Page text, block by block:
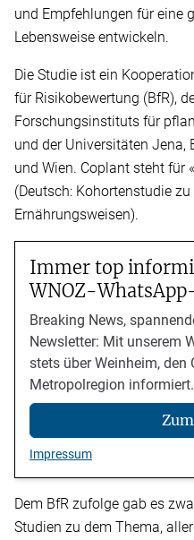
und Empfehlungen für eine
Lebensweise entwickeln.
Die Studie ist ein
für Risikobewertung (BfR),
Forschungsinstituts für
und der Universitäten Jena,
und Wien. Coplant steht für
(Deutsch: Kohortenstudie
Ernährungsweisen).
Immer top
WNOZ-
Breaking News,
Newsletter: Mit unserem
stets über Weinheim, den
Metropolregion informiert.
Impressum
Dem BfR zufolge gab es
Studien zu dem Thema,